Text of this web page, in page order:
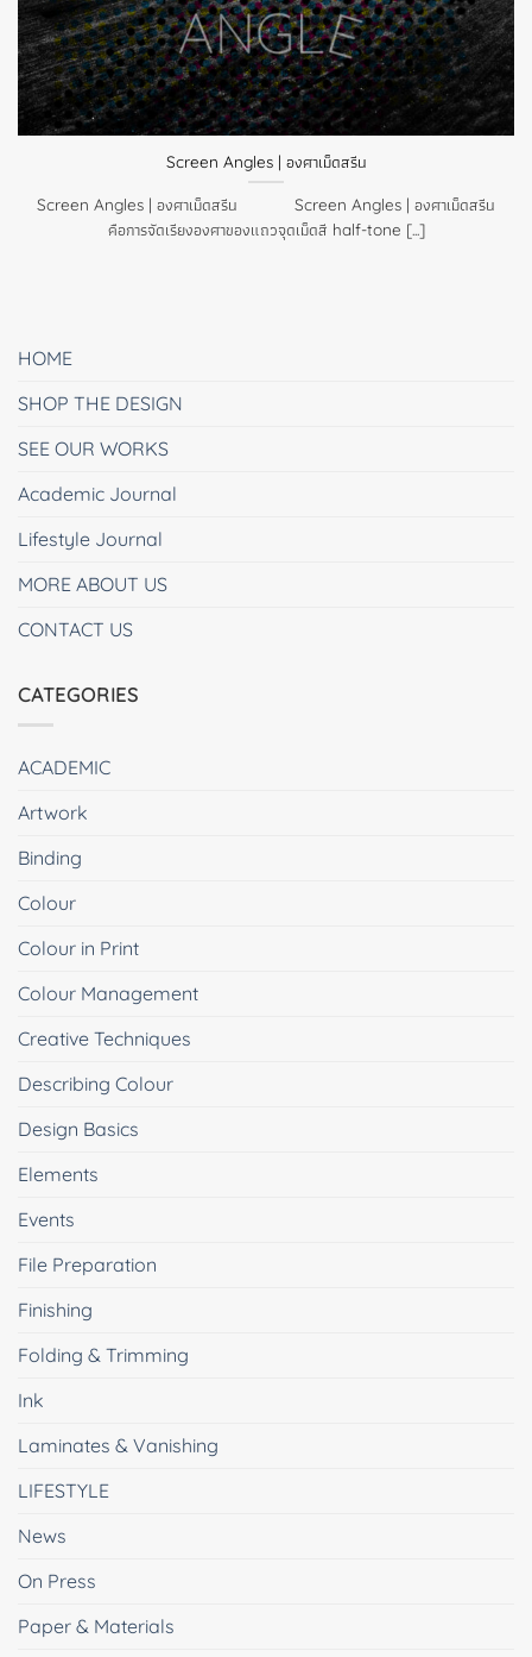
Screen Angles | องศาเม็ดสรีน
Screen Angles | องศาเม็ดสรีน Screen Angles | องศาเม็ดสรีน
คือการจัดเรียงองศาของแถวจุดเม็ดสี half-tone [...]
HOME
SHOP THE DESIGN
SEE OUR WORKS
Academic Journal
Lifestyle Journal
MORE ABOUT US
CONTACT US
CATEGORIES
ACADEMIC
Artwork
Binding
Colour
Colour in Print
Colour Management
Creative Techniques
Describing Colour
Design Basics
Elements
Events
File Preparation
Finishing
Folding & Trimming
Ink
Laminates & Vanishing
LIFESTYLE
News
On Press
Paper & Materials